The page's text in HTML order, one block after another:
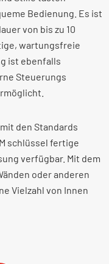
Bedienung. Es ist
von bis zu 10
wartungsfreie
ist ebenfalls
Steuerungs
den Standards
schlüssel fertige
verfügbar. Mit dem
oder anderen
Vielzahl von Innen